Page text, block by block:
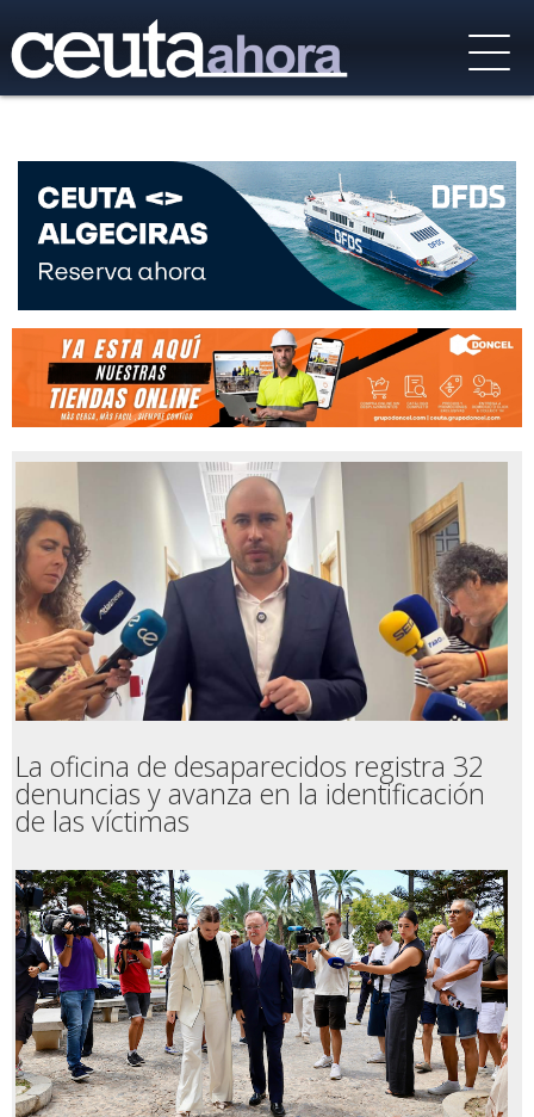
La oficina de desaparecidos registra 32
denuncias y avanza en la identificación
de las víctimas